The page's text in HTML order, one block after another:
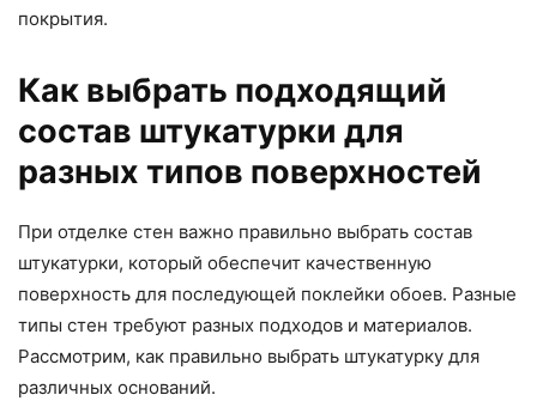
покрытия.
Как выбрать подходящий
состав штукатурки для
разных типов поверхностей
При отделке стен важно правильно выбрать состав
штукатурки, который обеспечит качественную
поверхность для последующей поклейки обоев. Разные
типы стен требуют разных подходов и материалов.
Рассмотрим, как правильно выбрать штукатурку для
различных оснований.